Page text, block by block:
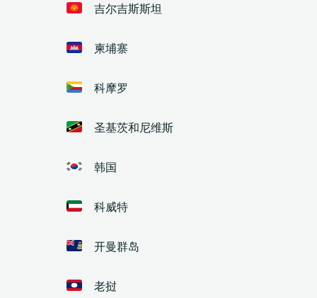
吉尔吉斯斯坦
柬埔寨
科摩罗
圣基茨和尼维斯
韩国
科威特
开曼群岛
老挝